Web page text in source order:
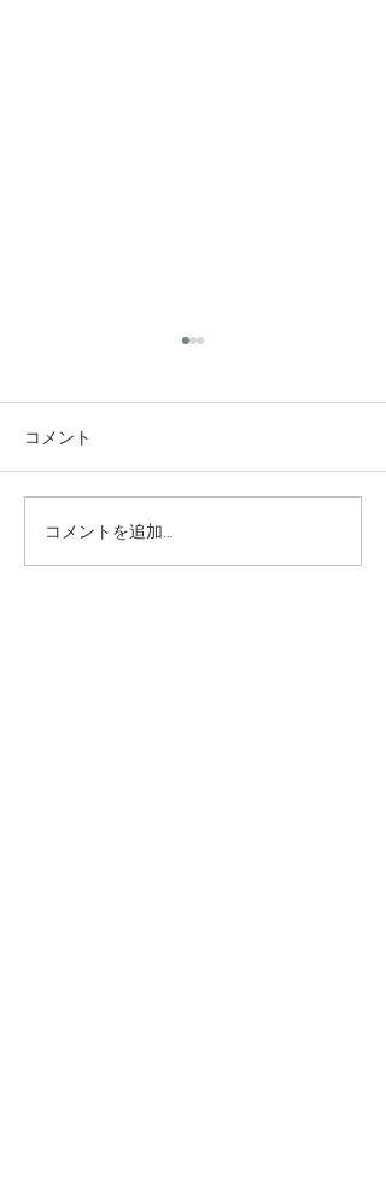
究極のアンチエイジング
美容水
コメント
コメントを追加…